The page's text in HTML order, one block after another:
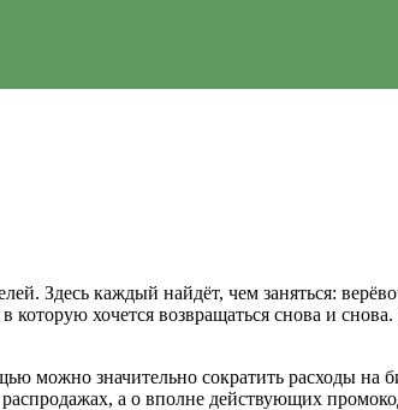
Здесь каждый найдёт, чем заняться:
хочется возвращаться снова и
можно значительно сократить расходы на
а о вполне действующих